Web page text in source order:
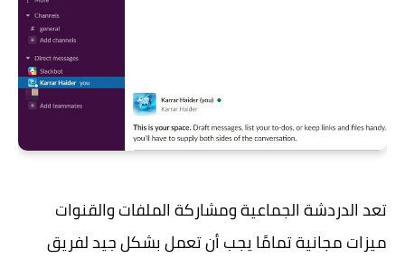
تعد الدردشة الجماعية ومشاركة الملفات والقنوات
ميزات مجانية تمامًا يجب أن تعمل بشكل جيد لفريق